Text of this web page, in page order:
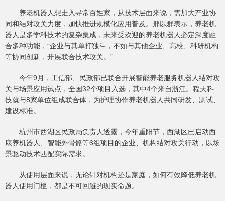
养老机器人想走入寻常百姓家，从技术层面来说，需加大产业协
同和结对攻关力度，加快推进规模化应用普及。邢以群表示，养老机
器人是多学科技术的复杂集成，未来受欢迎的养老机器人必定深度融
合多种功能，“企业与其单打独斗，不如与其他企业、高校、科研机构
等协同创新，开展联合技术攻关。”
今年9月，工信部、民政部已联合开展智能养老服务机器人结对攻
关与场景应用试点，全国32个项目入选，其中4个来自浙江。程天科
技就与8家单位组成联合体，为护理协作养老机器人共同研发、测试、
建设标准。
杭州市西湖区民政局负责人透露，今年重阳节，西湖区已启动西
康养机器人、智能外骨骼等6组项目的企业、机构结对攻关行动，以场
景驱动技术匹配实际需求。
从使用层面来说，无论针对机构还是家庭，如何有效降低养老机
器人使用门槛，都是不可回避的现实命题。